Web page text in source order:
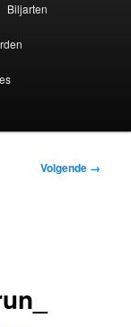
Biljarten
Volgende →